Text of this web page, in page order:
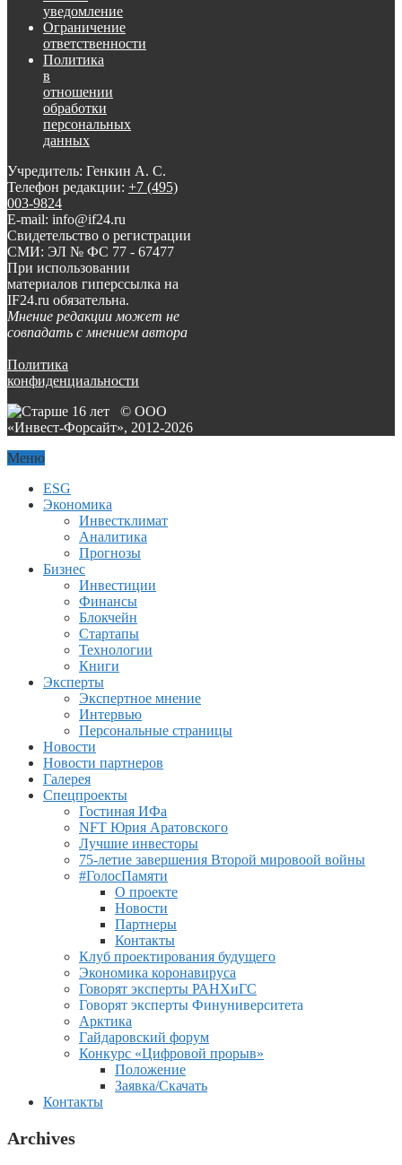
уведомление
Ограничение
ответственности
Политика
в
отношении
обработки
персональных
данных
Учредитель: Генкин А. С.
Телефон редакции: +7 (495)
003-9824
E-mail: info@if24.ru
Свидетельство о регистрации
СМИ: ЭЛ № ФС 77 - 67477
При использовании
материалов гиперссылка на
IF24.ru обязательна.
Мнение редакции может не
совпадать с мнением автора
Политика
конфиденциальности
© ООО
«Инвест-Форсайт», 2012-2026
Меню
ESG
Экономика
Инвестклимат
Аналитика
Прогнозы
Бизнес
Инвестиции
Финансы
Блокчейн
Стартапы
Технологии
Книги
Эксперты
Экспертное мнение
Интервью
Персональные страницы
Новости
Новости партнеров
Галерея
Спецпроекты
Гостиная ИФа
NFT Юрия Аратовского
Лучшие инвесторы
75-летие завершения Второй мировоой войны
#ГолосПамяти
О проекте
Новости
Партнеры
Контакты
Клуб проектирования будущего
Экономика коронавируса
Говорят эксперты РАНХиГС
Говорят эксперты Финуниверситета
Арктика
Гайдаровский форум
Конкурс «Цифровой прорыв»
Положение
Заявка/Скачать
Контакты
Archives